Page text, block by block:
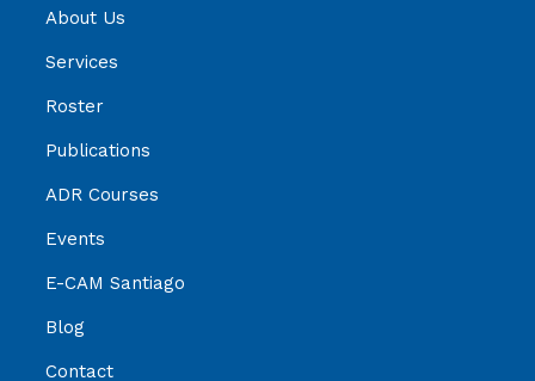
About Us
Services
Roster
Publications
ADR Courses
Events
E-CAM Santiago
Blog
Contact